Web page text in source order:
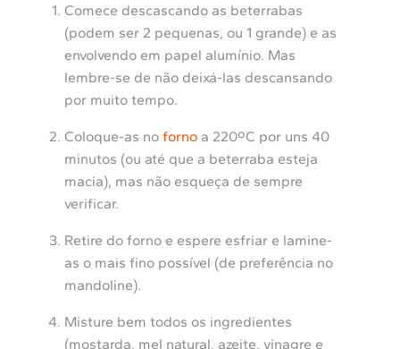
Comece descascando as beterrabas
(podem ser 2 pequenas, ou 1 grande) e as
envolvendo em papel alumínio. Mas
lembre-se de não deixá-las descansando
por muito tempo.
Coloque-as no forno a 220ºC por uns 40
minutos (ou até que a beterraba esteja
macia), mas não esqueça de sempre
verificar.
Retire do forno e espere esfriar e lamine-
as o mais fino possível (de preferência no
mandoline).
Misture bem todos os ingredientes
(mostarda, mel natural, azeite, vinagre e